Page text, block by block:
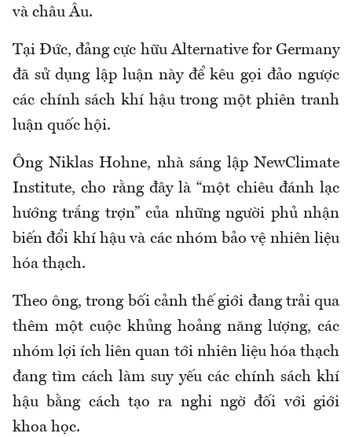
và châu Âu.
Tại Đức, đảng cực hữu Alternative for Germany
đã sử dụng lập luận này để kêu gọi đảo ngược
các chính sách khí hậu trong một phiên tranh
luận quốc hội.
Ông Niklas Hohne, nhà sáng lập NewClimate
Institute, cho rằng đây là “một chiêu đánh lạc
hướng trắng trợn” của những người phủ nhận
biến đổi khí hậu và các nhóm bảo vệ nhiên liệu
hóa thạch.
Theo ông, trong bối cảnh thế giới đang trải qua
thêm một cuộc khủng hoảng năng lượng, các
nhóm lợi ích liên quan tới nhiên liệu hóa thạch
đang tìm cách làm suy yếu các chính sách khí
hậu bằng cách tạo ra nghi ngờ đối với giới
khoa học.